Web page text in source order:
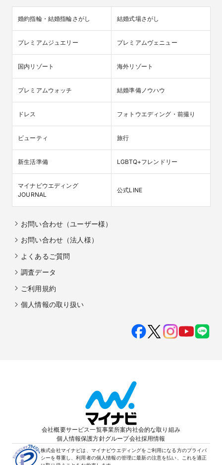
婚約指輪・結婚指輪さがし 結婚式場さがし
プレミアムジュエリー プレミアムヴェニュー
国内リゾート 海外リゾート
プレミアムウォッチ 結婚準備ノウハウ
ドレス フォトウエディング・前撮り
ビューティ 旅行
新生活準備 LGBTQ+フレンドリー
マイナビウエディング
JOURNAL
公式LINE
お問い合わせ（ユーザー様）
お問い合わせ（法人様）
よくあるご質問
調査データ
ご利用規約
個人情報の取り扱い
会社概要サービス一覧事業所案内社会的な取り組み
個人情報保護方針グループ会社採用情報
株式会社マイナビは、マイナビウエディングをご利用になる方のプライバ
シーを尊重し、利用者の個人情報の管理に最新の注意を払い、これを適正